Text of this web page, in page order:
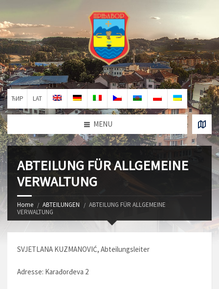
ЋИР LAT
MENU
ABTEILUNG FÜR ALLGEMEINE
VERWALTUNG
Home ABTEILUNGEN
ABTEILUNG FÜR ALLGEMEINE
VERWALTUNG
SVJETLANA KUZMANOVIĆ, Abteilungsleiter
Adresse: Karađorđeva 2